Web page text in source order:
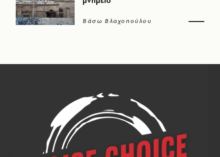
Βάσω Βλαχοπούλου